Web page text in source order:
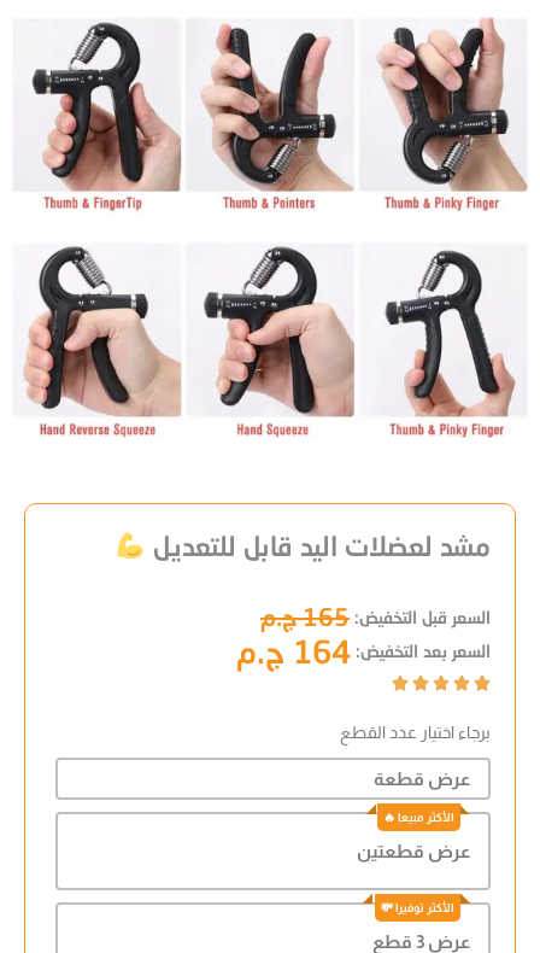
مشد لعضلات اليد قابل للتعديل
السعر قبل التخفيض: 165 ج.م
السعر بعد التخفيض: 164 ج.م





برجاء اختيار عدد القطع
عرض قطعة
عرض قطعتين
عرض 3 قطع